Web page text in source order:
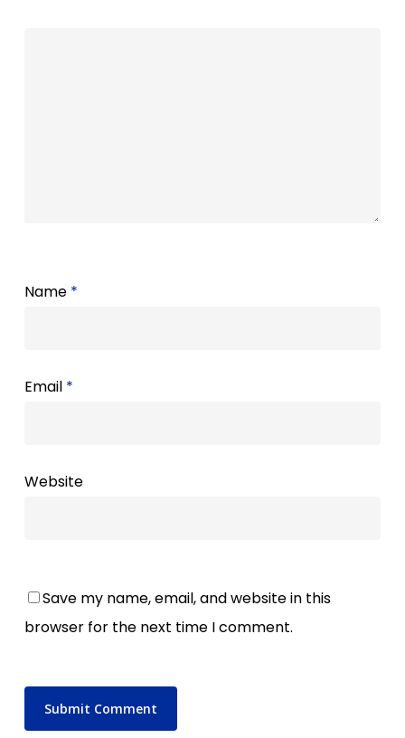
Name *
Email *
Website
Save my name, email, and website in this
browser for the next time I comment.